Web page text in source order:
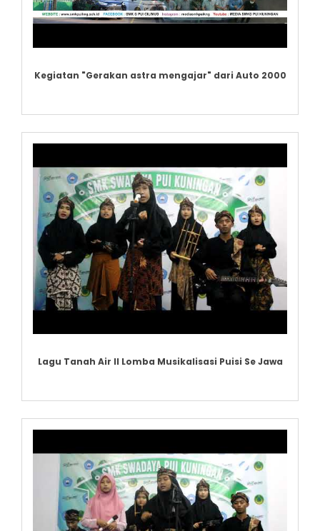
Kegiatan "Gerakan astra mengajar" dari Auto 2000
Lagu Tanah Air ll Lomba Musikalisasi Puisi Se Jawa